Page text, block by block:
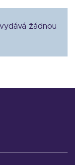
žádnou